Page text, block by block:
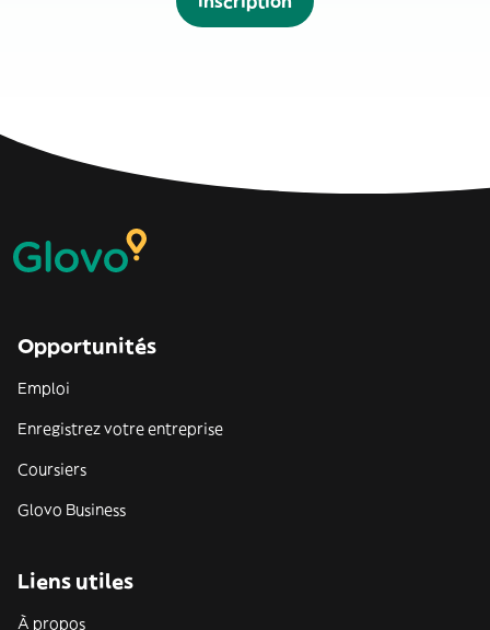
Opportunités
Emploi
Enregistrez votre entreprise
Coursiers
Glovo Business
Liens utiles
À propos